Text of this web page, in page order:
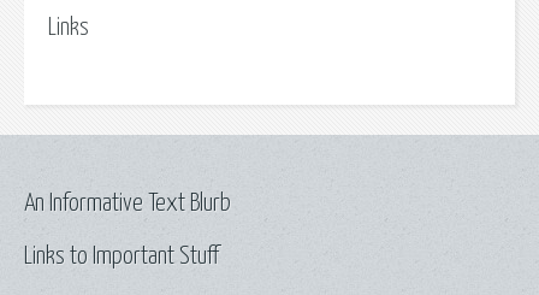
Links
Links to Important Stuff
An Informative Text Blurb